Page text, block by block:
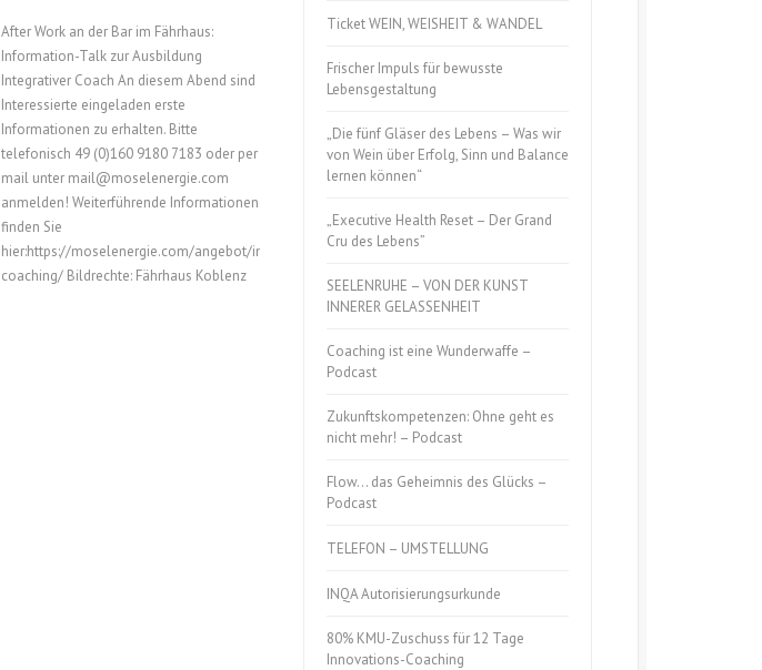
After Work an der Bar im Fährhaus:
Information-Talk zur Ausbildung
Integrativer Coach An diesem Abend sind
Interessierte eingeladen erste
Informationen zu erhalten. Bitte
telefonisch 49 (0)160 9180 7183 oder per
mail unter mail@moselenergie.com
anmelden! Weiterführende Informationen
finden Sie
hier:https://moselenergie.com/angebot/integratives-
coaching/ Bildrechte: Fährhaus Koblenz
Ticket WEIN, WEISHEIT & WANDEL
Frischer Impuls für bewusste
Lebensgestaltung
„Die fünf Gläser des Lebens – Was wir
von Wein über Erfolg, Sinn und Balance
lernen können“
„Executive Health Reset – Der Grand
Cru des Lebens”
SEELENRUHE – VON DER KUNST
INNERER GELASSENHEIT
Coaching ist eine Wunderwaffe –
Podcast
Zukunftskompetenzen: Ohne geht es
nicht mehr! – Podcast
Flow… das Geheimnis des Glücks –
Podcast
TELEFON – UMSTELLUNG
INQA Autorisierungsurkunde
80% KMU-Zuschuss für 12 Tage
Innovations-Coaching